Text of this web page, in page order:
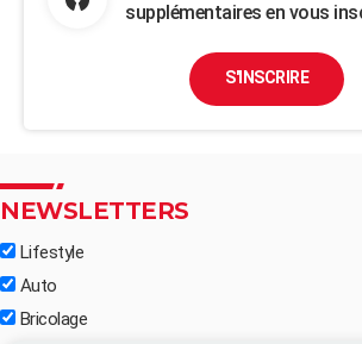
supplémentaires en vous
S'INSCRIRE
NEWSLETTERS
Lifestyle
Auto
Bricolage